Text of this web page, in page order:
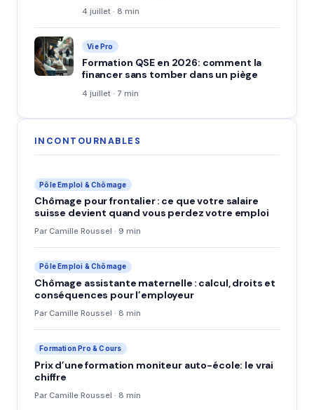
4 juillet · 8 min
Vie Pro
Formation QSE en 2026: comment la
financer sans tomber dans un piège
4 juillet · 7 min
INCONTOURNABLES
Pôle Emploi & Chômage
Chômage pour frontalier : ce que votre salaire
suisse devient quand vous perdez votre emploi
Par Camille Roussel · 9 min
Pôle Emploi & Chômage
Chômage assistante maternelle : calcul, droits et
conséquences pour l’employeur
Par Camille Roussel · 8 min
Formation Pro & Cours
Prix d’une formation moniteur auto-école: le vrai
chiffre
Par Camille Roussel · 8 min